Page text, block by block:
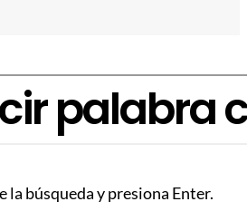
la búsqueda y presiona Enter.